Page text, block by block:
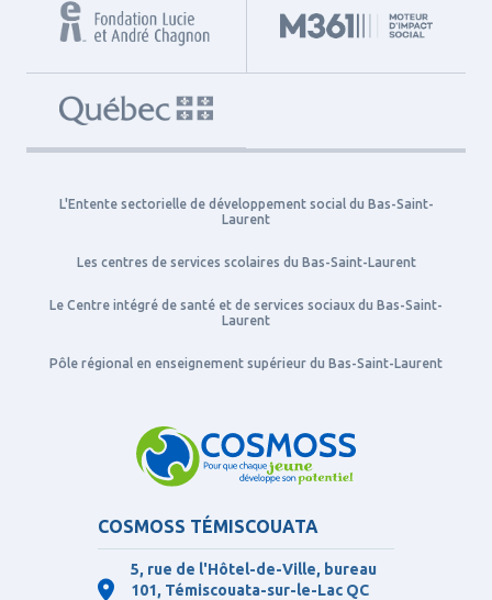
L'Entente sectorielle de développement social du Bas-Saint-
Laurent
Les centres de services scolaires du Bas-Saint-Laurent
Le Centre intégré de santé et de services sociaux du Bas-Saint-
Laurent
Pôle régional en enseignement supérieur du Bas-Saint-Laurent
COSMOSS TÉMISCOUATA
5, rue de l'Hôtel-de-Ville, bureau
101, Témiscouata-sur-le-Lac QC